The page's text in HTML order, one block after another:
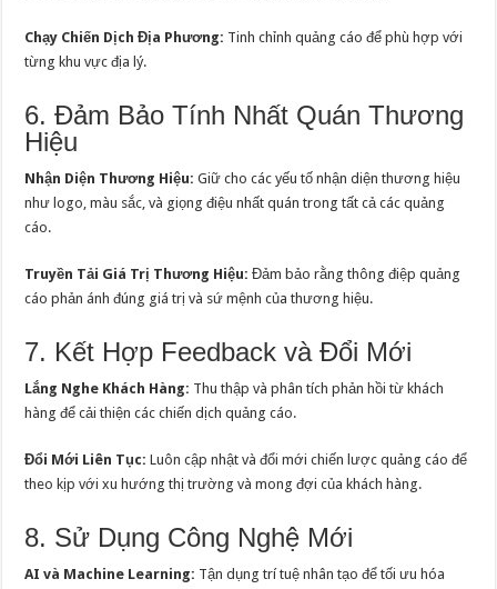
Chạy Chiến Dịch Địa Phương: Tinh chỉnh quảng cáo để phù hợp với
từng khu vực địa lý.
6. Đảm Bảo Tính Nhất Quán Thương
Hiệu
Nhận Diện Thương Hiệu: Giữ cho các yếu tố nhận diện thương hiệu
như logo, màu sắc, và giọng điệu nhất quán trong tất cả các quảng
cáo.
Truyền Tải Giá Trị Thương Hiệu: Đảm bảo rằng thông điệp quảng
cáo phản ánh đúng giá trị và sứ mệnh của thương hiệu.
7. Kết Hợp Feedback và Đổi Mới
Lắng Nghe Khách Hàng: Thu thập và phân tích phản hồi từ khách
hàng để cải thiện các chiến dịch quảng cáo.
Đổi Mới Liên Tục: Luôn cập nhật và đổi mới chiến lược quảng cáo để
theo kịp với xu hướng thị trường và mong đợi của khách hàng.
8. Sử Dụng Công Nghệ Mới
AI và Machine Learning: Tận dụng trí tuệ nhân tạo để tối ưu hóa